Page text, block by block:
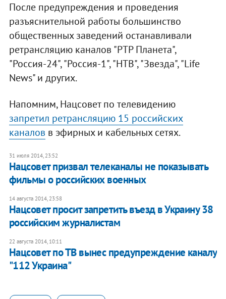
После предупреждения и проведения
разъяснительной работы большинство
общественных заведений останавливали
ретрансляцию каналов "РТР Планета",
"Россия-24", "Россия-1", "НТВ", "Звезда", "Life
News" и других.
Напомним, Нацсовет по телевидению
запретил ретрансляцию 15 российских
каналов в эфирных и кабельных сетях.
31 июля 2014, 23:52
Нацсовет призвал телеканалы не показывать
фильмы о российских военных
14 августа 2014, 23:58
Нацсовет просит запретить въезд в Украину 38
российским журналистам
22 августа 2014, 10:11
Нацсовет по ТВ вынес предупреждение каналу
"112 Украина"